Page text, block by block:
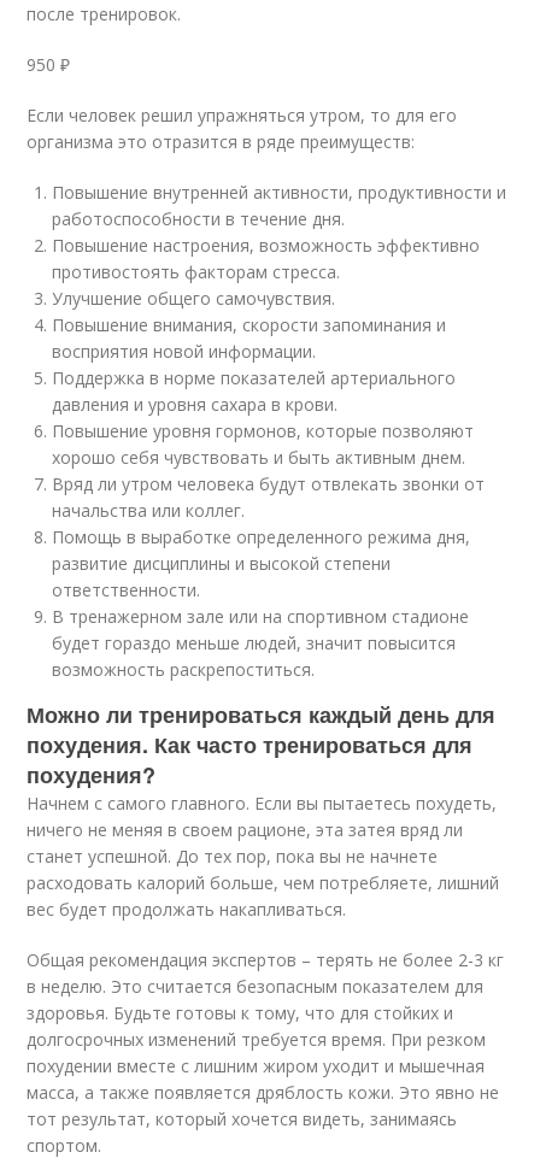
после тренировок.
950 ₽
Если человек решил упражняться утром, то для его
организма это отразится в ряде преимуществ:
Повышение внутренней активности, продуктивности и
работоспособности в течение дня.
Повышение настроения, возможность эффективно
противостоять факторам стресса.
Улучшение общего самочувствия.
Повышение внимания, скорости запоминания и
восприятия новой информации.
Поддержка в норме показателей артериального
давления и уровня сахара в крови.
Повышение уровня гормонов, которые позволяют
хорошо себя чувствовать и быть активным днем.
Вряд ли утром человека будут отвлекать звонки от
начальства или коллег.
Помощь в выработке определенного режима дня,
развитие дисциплины и высокой степени
ответственности.
В тренажерном зале или на спортивном стадионе
будет гораздо меньше людей, значит повысится
возможность раскрепоститься.
Можно ли тренироваться каждый день для
похудения. Как часто тренироваться для
похудения?
Начнем с самого главного. Если вы пытаетесь похудеть,
ничего не меняя в своем рационе, эта затея вряд ли
станет успешной. До тех пор, пока вы не начнете
расходовать калорий больше, чем потребляете, лишний
вес будет продолжать накапливаться.
Общая рекомендация экспертов – терять не более 2-3 кг
в неделю. Это считается безопасным показателем для
здоровья. Будьте готовы к тому, что для стойких и
долгосрочных изменений требуется время. При резком
похудении вместе с лишним жиром уходит и мышечная
масса, а также появляется дряблость кожи. Это явно не
тот результат, который хочется видеть, занимаясь
спортом.